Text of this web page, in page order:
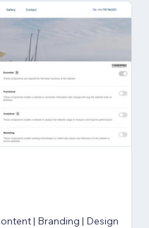
| Branding | Design